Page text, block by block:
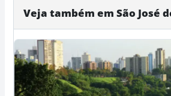
Veja também em São José